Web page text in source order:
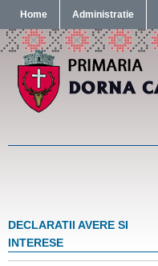
Home Administratie
DECLARATII AVERE SI
INTERESE